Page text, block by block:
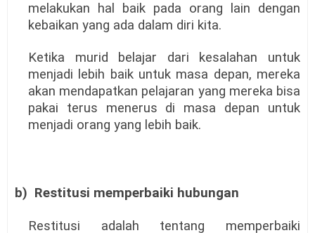
melakukan hal baik pada orang lain dengan
kebaikan yang ada dalam diri kita.
Ketika murid belajar dari kesalahan untuk
menjadi lebih baik untuk masa depan, mereka
akan mendapatkan pelajaran yang mereka bisa
pakai terus menerus di masa depan untuk
menjadi orang yang lebih baik.
b) Restitusi memperbaiki hubungan
Restitusi adalah tentang memperbaiki